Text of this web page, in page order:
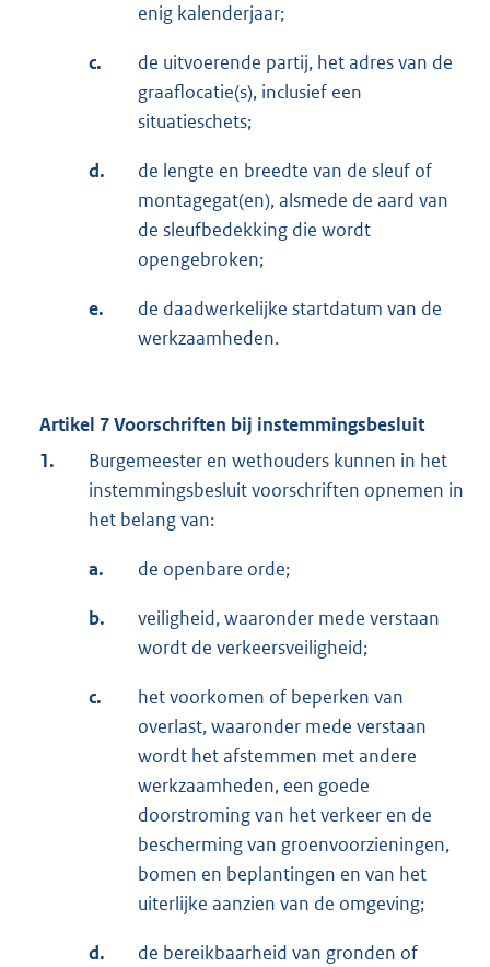
enig kalenderjaar;
c.
de uitvoerende partij, het adres van de
graaflocatie(s), inclusief een
situatieschets;
d.
de lengte en breedte van de sleuf of
montagegat(en), alsmede de aard van
de sleufbedekking die wordt
opengebroken;
e.
de daadwerkelijke startdatum van de
werkzaamheden.
Artikel 7 Voorschriften bij instemmingsbesluit
1.
Burgemeester en wethouders kunnen in het
instemmingsbesluit voorschriften opnemen in
het belang van:
a. de openbare orde;
b.
veiligheid, waaronder mede verstaan
wordt de verkeersveiligheid;
c.
het voorkomen of beperken van
overlast, waaronder mede verstaan
wordt het afstemmen met andere
werkzaamheden, een goede
doorstroming van het verkeer en de
bescherming van groenvoorzieningen,
bomen en beplantingen en van het
uiterlijke aanzien van de omgeving;
d.
de bereikbaarheid van gronden of